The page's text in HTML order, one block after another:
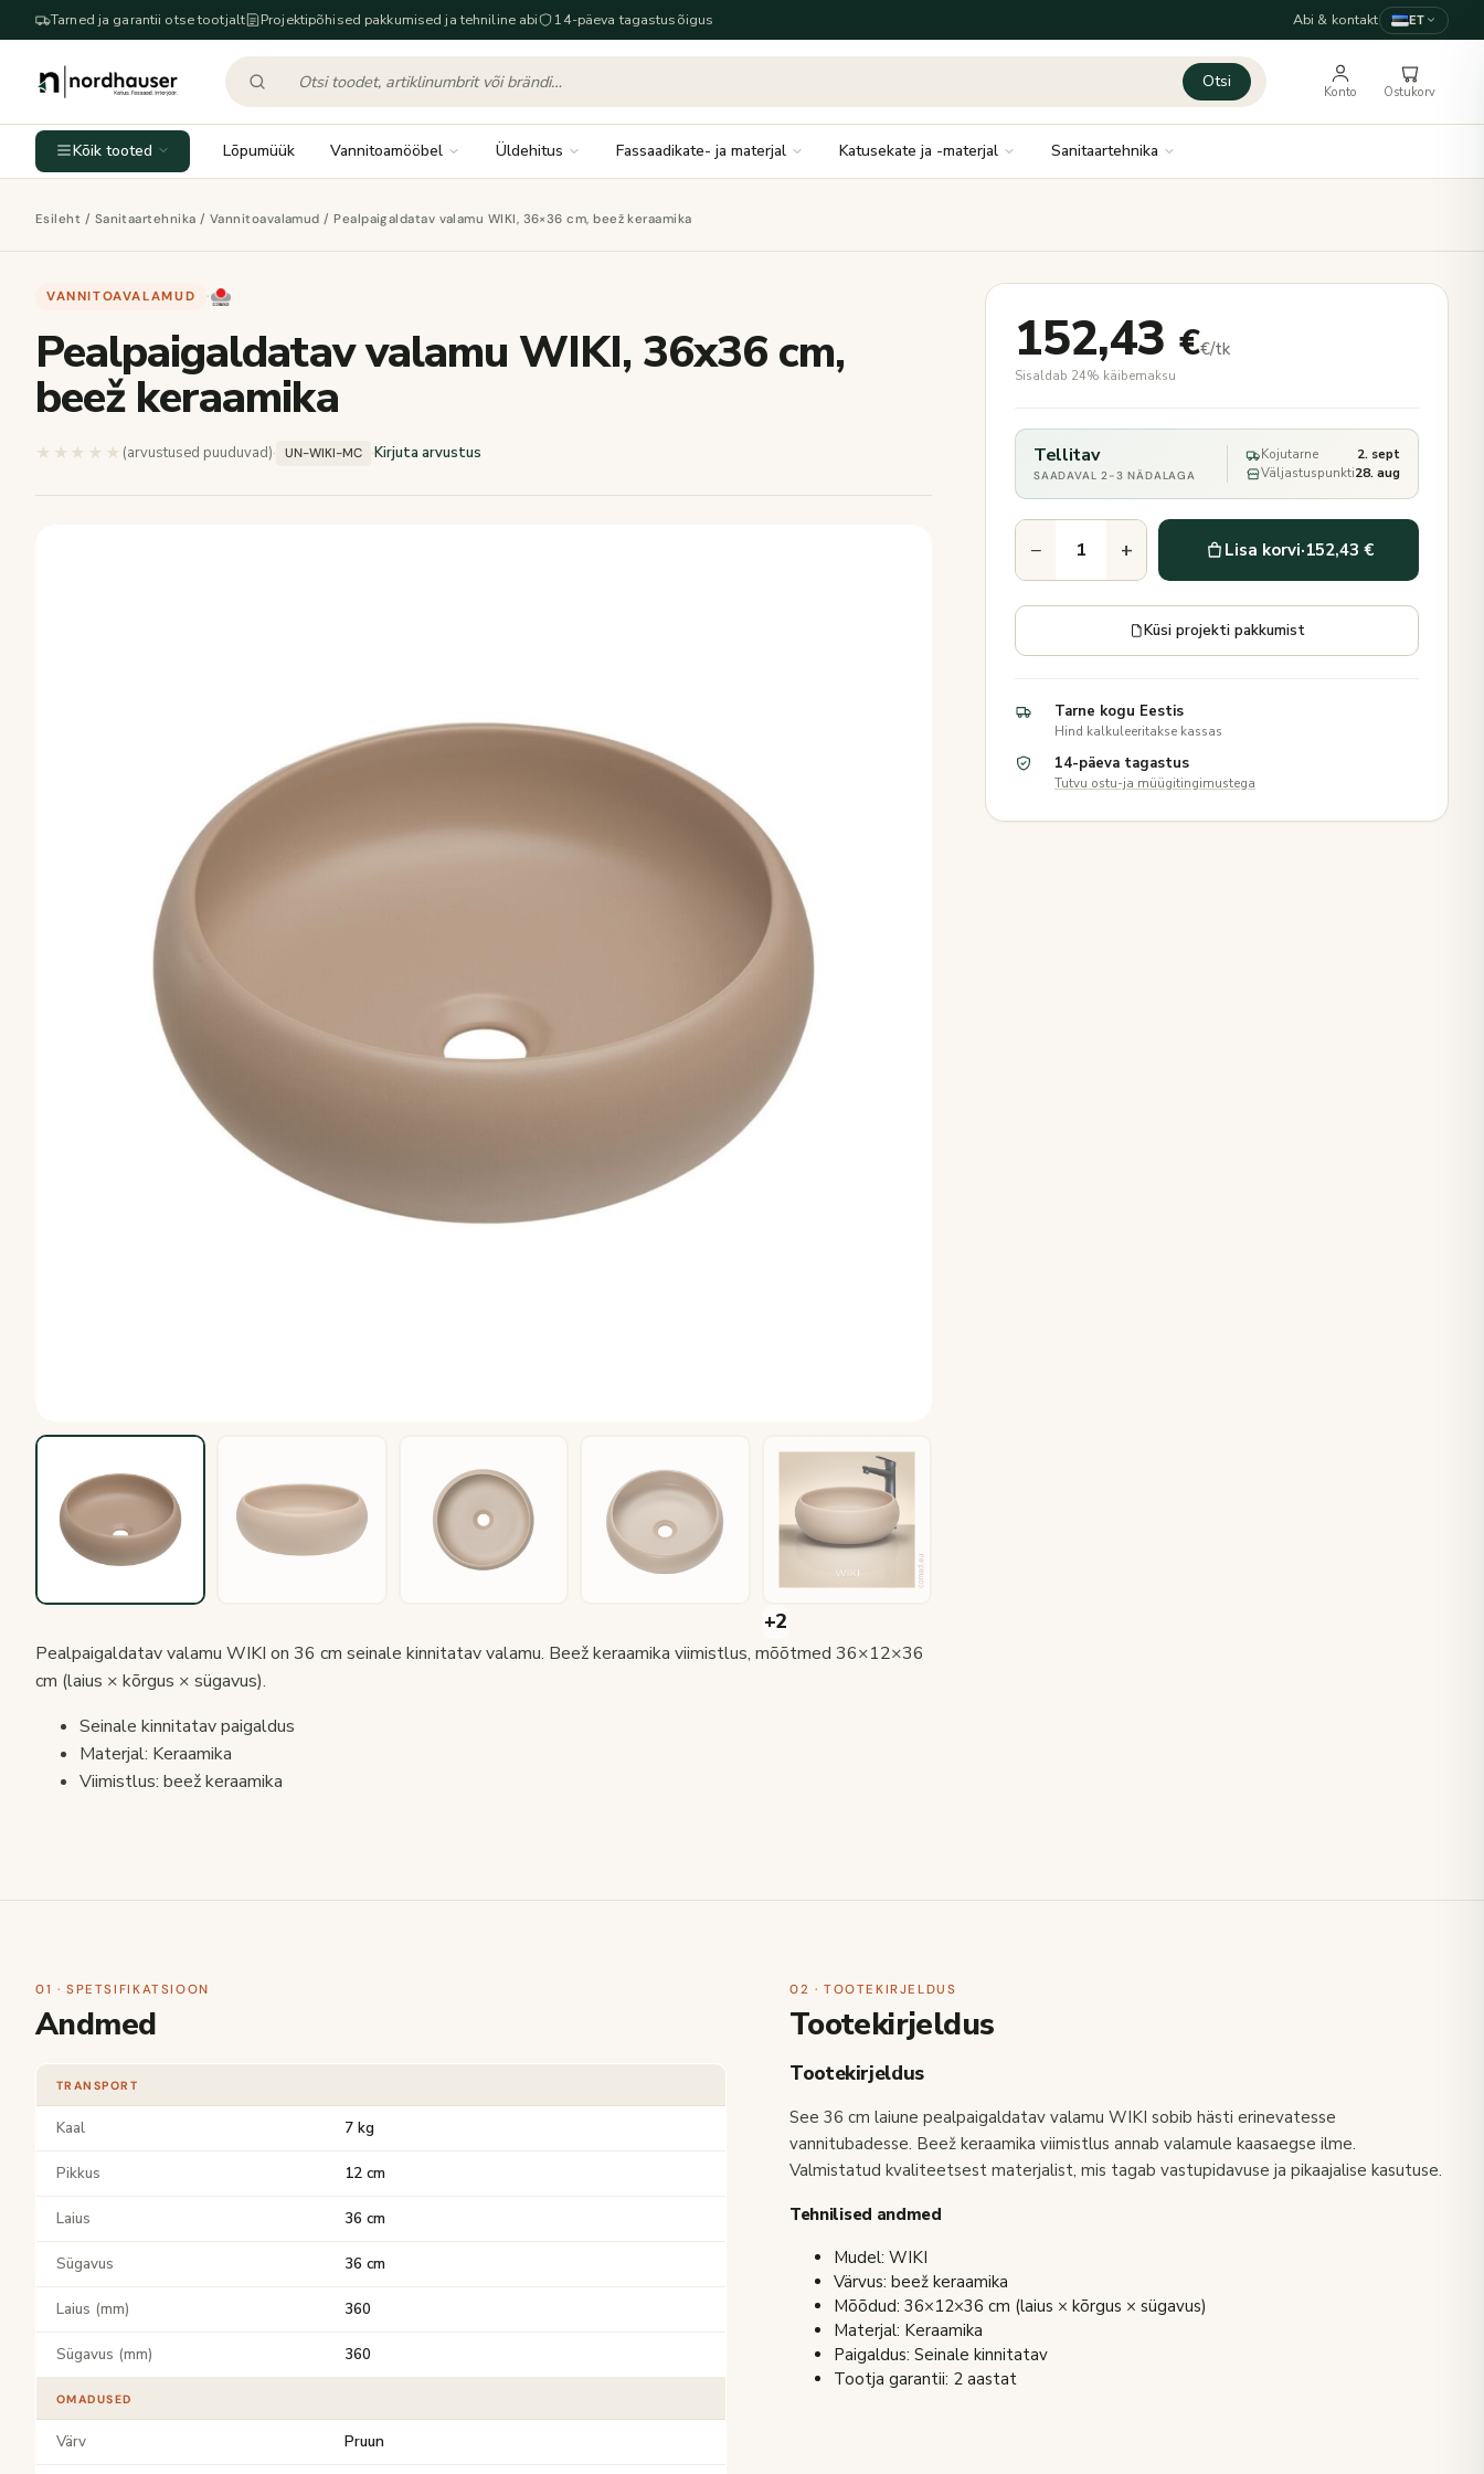
Tarned ja garantii otse tootjalt Projektipõhised pakkumised ja tehniline abi 14-päeva tagastusõigus Abi & kontakt ET
Otsi
Konto Ostukorv
Kõik tooted Lõpumüük Vannitoamööbel Üldehitus Fassaadikate- ja materjal Katusekate ja -materjal Sanitaartehnika
Esileht / Sanitaartehnika / Vannitoavalamud / Pealpaigaldatav valamu WIKI, 36×36 cm, beež keraamika
VANNITOAVALAMUD ·
Pealpaigaldatav valamu WIKI, 36x36 cm,
beež keraamika
★★★★★ ★★★★★
(arvustused puuduvad)· UN-WIKI-MC ·Kirjuta arvustus
Pealpaigaldatav valamu WIKI on 36 cm seinale kinnitatav valamu. Beež keraamika viimistlus, mõõtmed 36×12×36
cm (laius × kõrgus × sügavus).
Seinale kinnitatav paigaldus
Materjal: Keraamika
Viimistlus: beež keraamika
152,43 €€/tk
Sisaldab 24% käibemaksu
Tellitav
SAADAVAL 2-3 NÄDALAGA
Kojutarne
2. sept
Väljastuspunkti28. aug
− + Lisa korvi·152,43 €
Küsi projekti pakkumist
Tarne kogu Eestis
Hind kalkuleeritakse kassas
14-päeva tagastus
Tutvu ostu-ja müügitingimustega
01 · SPETSIFIKATSIOON
Andmed
TRANSPORT
Kaal 7 kg
Pikkus 12 cm
Laius 36 cm
Sügavus 36 cm
Laius (mm) 360
Sügavus (mm) 360
OMADUSED
Värv Pruun
02 · TOOTEKIRJELDUS
Tootekirjeldus
Tootekirjeldus
See 36 cm laiune pealpaigaldatav valamu WIKI sobib hästi erinevatesse
vannitubadesse. Beež keraamika viimistlus annab valamule kaasaegse ilme.
Valmistatud kvaliteetsest materjalist, mis tagab vastupidavuse ja pikaajalise kasutuse.
Tehnilised andmed
Mudel: WIKI
Värvus: beež keraamika
Mõõdud: 36×12×36 cm (laius × kõrgus × sügavus)
Materjal: Keraamika
Paigaldus: Seinale kinnitatav
Tootja garantii: 2 aastat